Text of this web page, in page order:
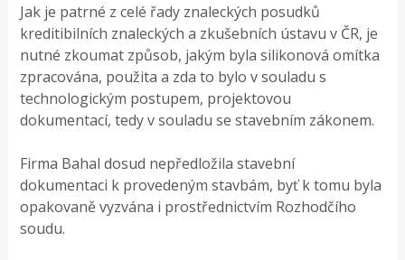
Jak je patrné z celé řady znaleckých posudků
kreditibilních znaleckých a zkušebních ústavu v ČR, je
nutné zkoumat způsob, jakým byla silikonová omítka
zpracována, použita a zda to bylo v souladu s
technologickým postupem, projektovou
dokumentací, tedy v souladu se stavebním zákonem.
Firma Bahal dosud nepředložila stavební
dokumentaci k provedeným stavbám, byť k tomu byla
opakovaně vyzvána i prostřednictvím Rozhodčího
soudu.